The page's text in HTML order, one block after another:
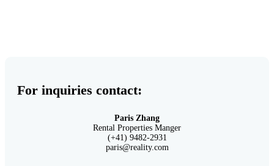
For inquiries contact:
Paris Zhang
Rental Properties Manger
(+41) 9482-2931
paris@reality.com